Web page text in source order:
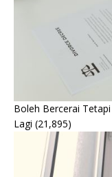
Boleh Bercerai
Lagi (21,895)